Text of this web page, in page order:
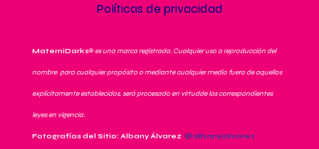
Políticas de privacidad
MaterniDarks®es una marca registrada. Cualquier uso o reproducción del
nombre para cualquier propósito o mediante cualquier medio fuera de aquellos
explícitamente establecidos, será procesado en virtudde las correspondientes
leyes en vigencia.
Fotografías del Sitio: Albany Álvarez @albanyjalvarez